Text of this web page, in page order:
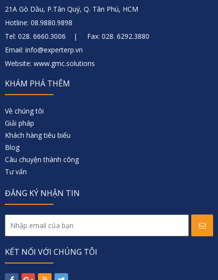
21A Gò Dầu, P.Tân Quý, Q. Tân Phú, HCM
Hotline: 08.9880.9898
Tel: 028. 6660.3006 | Fax: 028. 6292.3880
Email: info@experterp.vn
Website: www.gmc.solutions
KHÁM PHÁ THÊM
Về chúng tôi
Giải pháp
Khách hàng tiêu biểu
Blog
Câu chuyện thành công
Tư vấn
ĐĂNG KÝ NHẬN TIN
KẾT NỐI VỚI CHÚNG TÔI